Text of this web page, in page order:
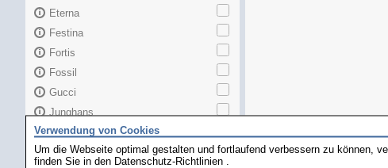
Eterna
Festina
Fortis
Fossil
Gucci
Junghans
Longines
Maurice Lacroix
Verwendung von Cookies
Um die Webseite optimal gestalten und fortlaufend verbessern zu können,
finden Sie in den Datenschutz-Richtlinien